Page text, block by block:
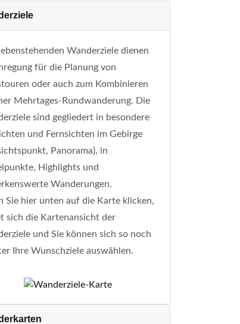
Wanderziele dienen
für die Planung von
oder auch zum Kombinieren
Mehrtages-Rundwanderung. Die
sind gegliedert in besondere
und Fernsichten im Gebirge
Panorama), in
Highlights und
Wanderungen.
Sie hier unten auf die Karte klicken,
sich die Kartenansicht der
und Sie können sich so noch
Ihre Wunschziele auswählen.